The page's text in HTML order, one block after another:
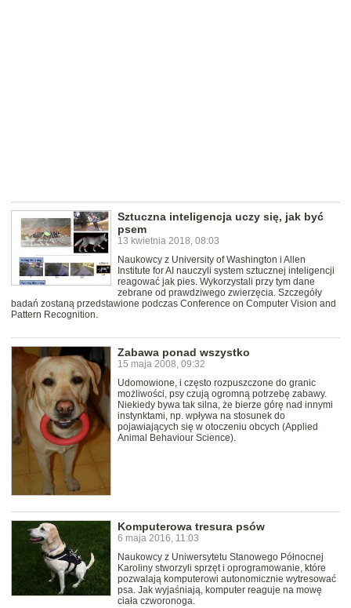
Sztuczna inteligencja uczy się, jak być
psem
13 kwietnia 2018, 08:03
Naukowcy z University of Washington i Allen
Institute for AI nauczyli system sztucznej inteligencji
reagować jak pies. Wykorzystali przy tym dane
zebrane od prawdziwego zwierzęcia. Szczegóły
badań zostaną przedstawione podczas Conference on Computer Vision and
Pattern Recognition.
Zabawa ponad wszystko
15 maja 2008, 09:32
Udomowione, i często rozpuszczone do granic
możliwości, psy czują ogromną potrzebę zabawy.
Niekiedy bywa tak silna, że bierze górę nad innymi
instynktami, np. wpływa na stosunek do
pojawiających się w otoczeniu obcych (Applied
Animal Behaviour Science).
Komputerowa tresura psów
6 maja 2016, 11:03
Naukowcy z Uniwersytetu Stanowego Północnej
Karoliny stworzyli sprzęt i oprogramowanie, które
pozwalają komputerowi autonomicznie wytresować
psa. Jak wyjaśniają, komputer reaguje na mowę
ciała czworonoga.